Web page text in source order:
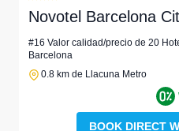
Novotel Barcelona
#16 Valor calidad/precio de 20
Barcelona
0.8 km de Llacuna Metro
BOOK DIRECT